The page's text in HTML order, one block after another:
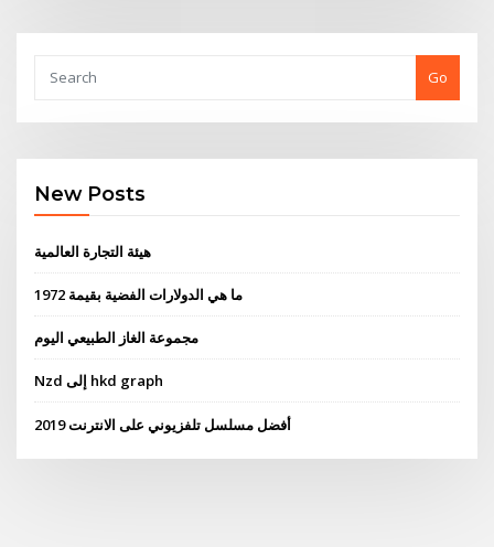
Go
New Posts
هيئة التجارة العالمية
ما هي الدولارات الفضية بقيمة 1972
مجموعة الغاز الطبيعي اليوم
Nzd إلى hkd graph
أفضل مسلسل تلفزيوني على الانترنت 2019